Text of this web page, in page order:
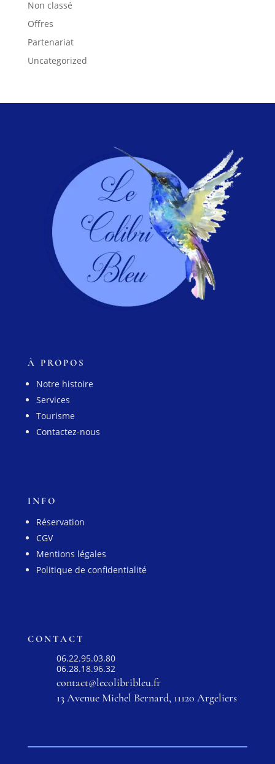
Non classé
Offres
Partenariat
Uncategorized
À PROPOS
Notre histoire
Services
Tourisme
Contactez-nous
INFO
Réservation
CGV
Mentions légales
Politique de confidentialité
CONTACT
06.22.95.03.80
06.28.18.96.32
contact@lecolibribleu.fr
13 Avenue Michel Bernard, 11120 Argeliers